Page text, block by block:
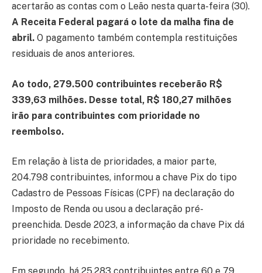
acertarão as contas com o Leão nesta quarta-feira (30).
A Receita Federal pagará o lote da malha fina de
abril. O pagamento também contempla restituições
residuais de anos anteriores.
Ao todo, 279.500 contribuintes receberão R$
339,63 milhões. Desse total, R$ 180,27 milhões
irão para contribuintes com prioridade no
reembolso.
Em relação à lista de prioridades, a maior parte,
204.798 contribuintes, informou a chave Pix do tipo
Cadastro de Pessoas Físicas (CPF) na declaração do
Imposto de Renda ou usou a declaração pré-
preenchida. Desde 2023, a informação da chave Pix dá
prioridade no recebimento.